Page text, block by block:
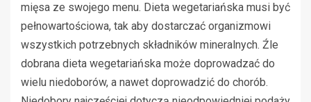
mięsa ze swojego menu. Dieta wegetariańska musi być
pełnowartościowa, tak aby dostarczać organizmowi
wszystkich potrzebnych składników mineralnych. Źle
dobrana dieta wegetariańska może doprowadzać do
wielu niedoborów, a nawet doprowadzić do chorób.